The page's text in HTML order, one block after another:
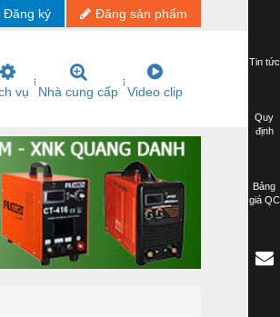
Đăng sản phẩm
Đăng ký
vụ Nhà cung cấp Video clip
Tin tức
Quy
định
Bảng
giá QC